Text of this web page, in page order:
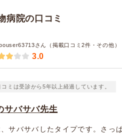
病院の口コミ
さん（掲載口コミ2件・その他）
3.0
コミは受診から5年以上経過しています。
サバサバ先生
サバサバしたタイプです。さっ